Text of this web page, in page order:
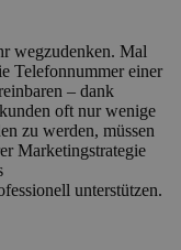
wegzudenken. Mal
Telefonnummer einer
– dank
oft nur wenige
zu werden, müssen
Marketingstrategie
unterstützen.